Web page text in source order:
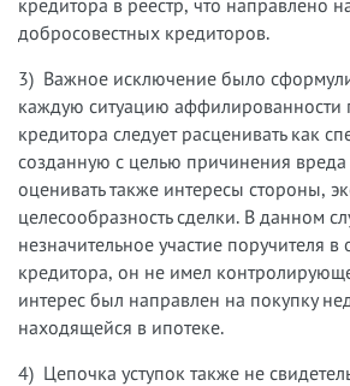
добросовестных кредиторов.
3) Важное исключение было
каждую ситуацию аффилированности
кредитора следует расценивать как
созданную с целью причинения
оценивать также интересы стороны,
целесообразность сделки. В данном
незначительное участие поручителя в
кредитора, он не имел
интерес был направлен на покупку
находящейся в ипотеке.
4) Цепочка уступок также не